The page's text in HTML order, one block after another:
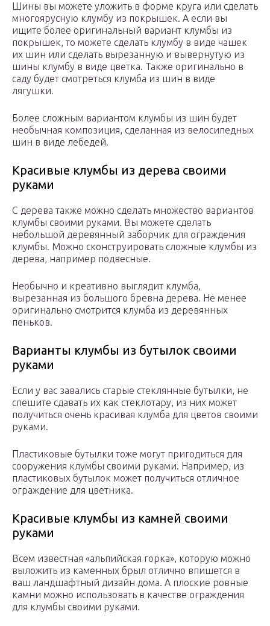
Шины вы можете уложить в форме круга или сделать
многоярусную клумбу из покрышек. А если вы
ищите более оригинальный вариант клумбы из
покрышек, то можете сделать клумбу в виде чашек
их шин или сделать вырезанную и вывернутую из
шины клумбу в виде цветка. Также оригинально в
саду будет смотреться клумба из шин в виде
лягушки.
Более сложным вариантом клумбы из шин будет
необычная композиция, сделанная из велосипедных
шин в виде лебедей.
Красивые клумбы из дерева своими
руками
С дерева также можно сделать множество вариантов
клумбы своими руками. Вы можете сделать
небольшой деревянный заборчик для ограждения
клумбы. Можно сконструировать сложные клумбы из
дерева, например подвесные.
Необычно и креативно выглядит клумба,
вырезанная из большого бревна дерева. Не менее
оригинально смотрится клумба из деревянных
пеньков.
Варианты клумбы из бутылок своими
руками
Если у вас завались старые стеклянные бутылки, не
спешите сдавать их как стеклотару, из них может
получиться очень красивая клумба для цветов своими
руками.
Пластиковые бутылки тоже могут пригодиться для
сооружения клумбы своими руками. Например, из
пластиковых бутылок может получиться отличное
ограждение для цветника.
Красивые клумбы из камней своими
руками
Всем известная «альпийская горка», которую можно
выложить из каменных брыл отлично впишется в
ваш ландшафтный дизайн дома. А плоские ровные
камни можно использовать в качестве ограждения
для клумбы своими руками.